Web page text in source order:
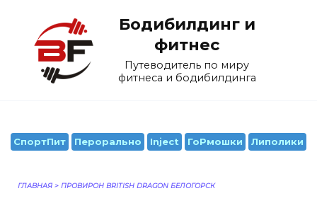
содержанию
Бодибилдинг и
фитнес
Путеводитель по миру
фитнеса и бодибилдинга
СпортПит Перорально Inject ГоРмошки Липолики
ГЛАВНАЯ > ПРОВИРОН BRITISH DRAGON БЕЛОГОРСК